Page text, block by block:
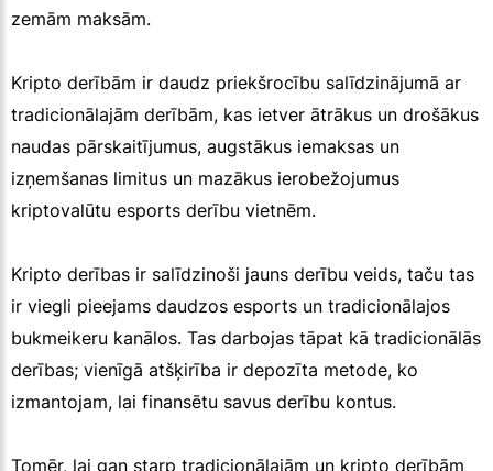
zemām maksām.
Kripto derībām ir daudz priekšrocību salīdzinājumā ar
tradicionālajām derībām, kas ietver ātrākus un drošākus
naudas pārskaitījumus, augstākus iemaksas un
izņemšanas limitus un mazākus ierobežojumus
kriptovalūtu esports derību vietnēm.
Kripto derības ir salīdzinoši jauns derību veids, taču tas
ir viegli pieejams daudzos esports un tradicionālajos
bukmeikeru kanālos. Tas darbojas tāpat kā tradicionālās
derības; vienīgā atšķirība ir depozīta metode, ko
izmantojam, lai finansētu savus derību kontus.
Tomēr, lai gan starp tradicionālajām un kripto derībām